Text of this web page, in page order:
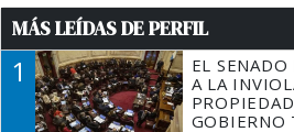
MÁS LEÍDAS DE PERFIL
1
EL
A LA
GOBIERNO